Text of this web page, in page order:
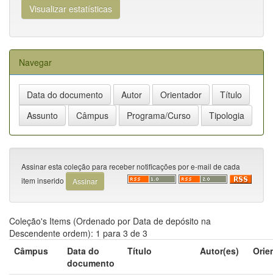
Visualizar estatísticas
Navegar
Assinar esta coleção para receber notificações por e-mail de cada
item inserido
Coleção's Items (Ordenado por Data de depósito na
Descendente ordem): 1 para 3 de 3
Câmpus
Data do
documento
Título Autor(es)